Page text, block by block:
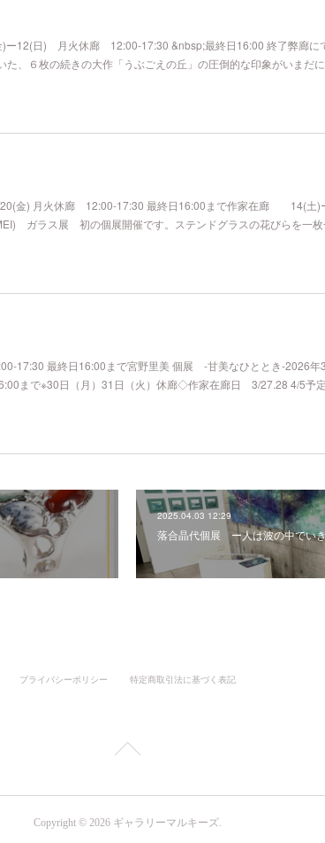
12(日) 月火休廊 12:00-17:30 &nbsp;最終日16:00 終了弊廊に
た、６枚の続きの大作「うぶごえの丘」の圧倒的な印象がいまだ
金) 月火休廊 12:00-17:30 最終日16:00まで作家在廊 14(土)
ガラス展 初の個展開催です。ステンドグラスの花びらを一
17:30 最終日16:00まで宮野里美 個展 -甘美なひととき-2026年
まで※30日（月）31日（火）休廊◇作家在廊日 3/27.28 4/5予
2025.04.03 12:29
落合晶代個展 ー人は波の中でい
プライバシーポリシー 特定商取引法に基づく表記
Copyright © 2026 ギャラリーマルキーズ.